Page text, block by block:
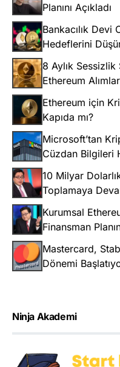
Planını Açıkladı
Bankacılık Devi
Hedeflerini
8 Aylık
Ethereum
Ethereum için
Kapıda mı?
Microsoft’tan
Cüzdan Bilgileri
10 Milyar
Toplamaya
Kurumsal
Finansman
Mastercard,
Dönemi
Ninja Akademi